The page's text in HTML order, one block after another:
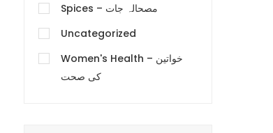
Spices – مصحالہ جات
Uncategorized
Women's Health – خواتین
کی صحت